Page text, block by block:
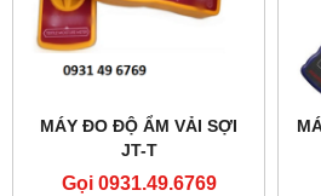
MÁY ĐO ĐỘ ẨM VẢI SỢI
JT-T
Gọi 0931.49.6769